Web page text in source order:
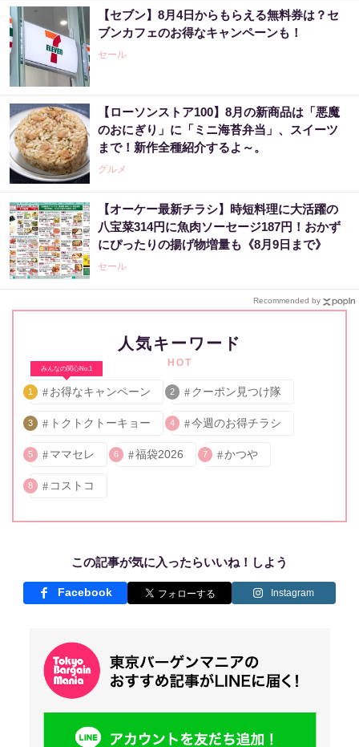
【セブン】8月4日からもらえる無料券は？セ
ブンカフェのお得なキャンペーンも！
セール
【ローソンストア100】8月の新商品は「悪魔
のおにぎり」に「ミニ海苔弁当」、スイーツ
まで！新作全種紹介するよ～。
グルメ
【オーケー最新チラシ】時短料理に大活躍の
八宝菜314円に魚肉ソーセージ187円！おかず
にぴったりの揚げ物増量も《8月9日まで》
セール
Recommended by
人気キーワード
HOT
みんなの関心No.1
1 お得なキャンペーン 2 クーポン見つけ隊
3 トクトクトーキョー 4 今週のお得チラシ
5 ママセレ 6 福袋2026 7 かつや
8 コストコ
この記事が気に入ったらいいね！しよう
Facebook Instagram